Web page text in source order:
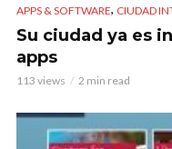
APPS & SOFTWARE, CIUDAD
Su ciudad ya es
apps
113 views 2 min read